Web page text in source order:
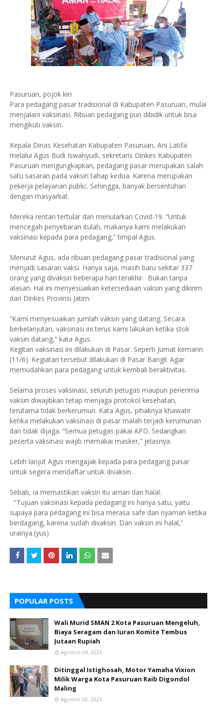
Pasuruan, pojok kiri
Para pedagang pasar tradisional di Kabupaten Pasuruan, mulai
menjalani vaksinasi. Ribuan pedagang pun dibidik untuk bisa
mengikuti vaksin.
Kepala Dinas Kesehatan Kabupaten Pasuruan, Ani Latifa
melalui Agus Budi Iswahyudi, sekretaris Dinkes Kabupaten
Pasuruan mengungkapkan, pedagang pasar merupakan salah
satu sasaran pada vaksin tahap kedua. Karena merupakan
pekerja pelayanan public. Sehingga, banyak bersentuhan
dengan masyarkat.
Mereka rentan tertular dan menularkan Covid-19. “Untuk
mencegah penyebaran itulah, makanya kami melakukan
vaksinasi kepada para pedagang,” timpal Agus.
Menurut Agus, ada ribuan pedagang pasar tradisional yang
menjadi sasaran vaksi. Hanya saja, masih baru sekitar 337
orang yang divaksin beberapa hari terakhir. Bukan tanpa
alasan. Hal ini menyesuaikan ketersediaan vaksin yang dikirim
dari Dinkes Provinsi Jatim.
“Kami menyesuaikan jumlah vaksin yang datang. Secara
berkelanjutan, vaksinasi ini terus kami lakukan ketika stok
vaksin datang,” kata Agus.
Kegitan vaksinasi ini dilakukan di Pasar. Seperti Jumat kemarin
(11/6). Kegiatan tersebut dilakukan di Pasar Bangil. Agar
memudahkan para pedagang untuk kembali beraktivitas.
Selama proses vaksinasi, seluruh petugas maupun penerima
vaksin diwajibkan tetap menjaga protokol kesehatan,
terutama tidak berkerumun. Kata Agus, pihaknya khawatir
ketika melakukan vaksinasi di pasar malah terjadi kerumunan
dan tidak dijaga. “Semua petugas pakai APD. Sedangkan
peserta vaksinasi wajib memakai masker,” jelasnya.
Lebih lanjut Agus mengajak kepada para pedagang pasar
untuk segera mendaftar untuk divaksin.
Sebab, ia memastikan vaksin itu aman dan halal.
"Tujuan vaksinasi kepada pedagang ini hanya satu, yaitu
supaya para pedagang ini bisa merasa safe dan nyaman ketika
berdagang, karena sudah divaksin. Dan vaksin ini halal,”
urainya.(yus)
POPULAR POSTS
Wali Murid SMAN 2 Kota Pasuruan Mengeluh,
Biaya Seragam dan Iuran Komite Tembus
Jutaan Rupiah
Agustus 04, 2026
Ditinggal Istighosah, Motor Yamaha Vixion
Milik Warga Kota Pasuruan Raib Digondol
Maling
Agustus 08, 2026